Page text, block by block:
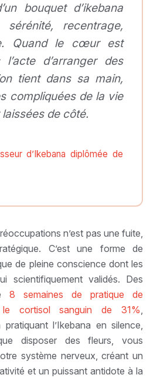
bouquet d’ikebana
sérénité, recentrage,
Quand le cœur est
d’arranger des
tient dans sa main,
compliquées de la vie
de côté.
d’Ikebana diplômée de
n’est pas une fuite,
C’est une forme de
de pleine conscience dont les
scientifiquement validés. Des
8 semaines de pratique de
le cortisol sanguin de 31%,
l’Ikebana en silence,
disposer des fleurs, vous
système nerveux, créant un
et un puissant antidote à la